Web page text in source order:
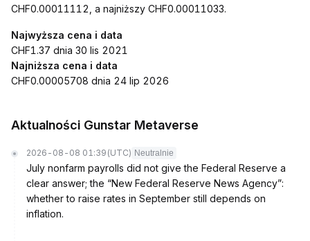
CHF0.00011112, a najniższy CHF0.00011033.
Najwyższa cena i data
CHF1.37 dnia 30 lis 2021
Najniższa cena i data
CHF0.00005708 dnia 24 lip 2026
Aktualności Gunstar Metaverse
2026-08-08 01:39 (UTC) Neutralnie
July nonfarm payrolls did not give the Federal Reserve a
clear answer; the “New Federal Reserve News Agency”:
whether to raise rates in September still depends on
inflation.